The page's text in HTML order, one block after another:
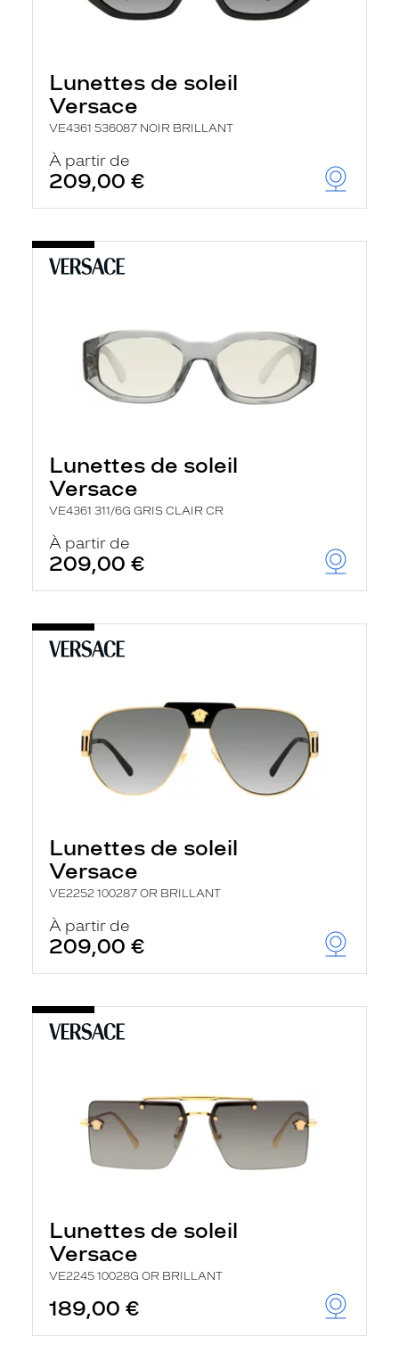
Lunettes de soleil
Versace
VE4361 536087 NOIR BRILLANT
À partir de
209,00 €
Lunettes de soleil
Versace
VE4361 311/6G GRIS CLAIR CR
À partir de
209,00 €
Lunettes de soleil
Versace
VE2252 100287 OR BRILLANT
À partir de
209,00 €
Lunettes de soleil
Versace
VE2245 10028G OR BRILLANT
189,00 €